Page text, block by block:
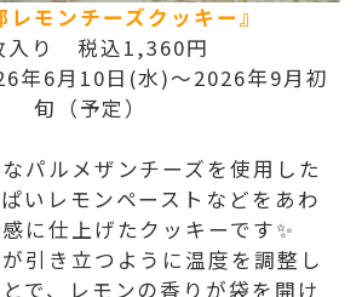
レモンチーズクッキー』
入り 税込1,360円
年6月10日(水)～2026年9月初
旬（予定）
パルメザンチーズを使用した
いレモンペーストなどをあわ
に仕上げたクッキーです✨
引き立つように温度を調整し
で、レモンの香りが袋を開け